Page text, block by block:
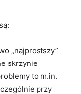
„najprostszy”
skrzynie
to m.in.
przy